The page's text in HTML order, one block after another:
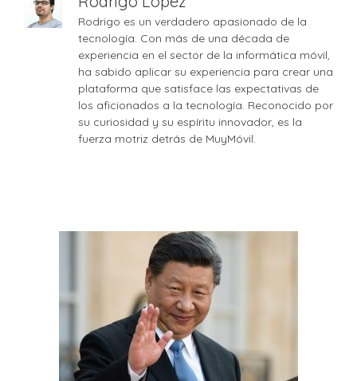
Rodrigo es un verdadero apasionado de la
tecnología. Con más de una década de
experiencia en el sector de la informática móvil,
ha sabido aplicar su experiencia para crear una
plataforma que satisface las expectativas de
los aficionados a la tecnología. Reconocido por
su curiosidad y su espíritu innovador, es la
fuerza motriz detrás de MuyMóvil.